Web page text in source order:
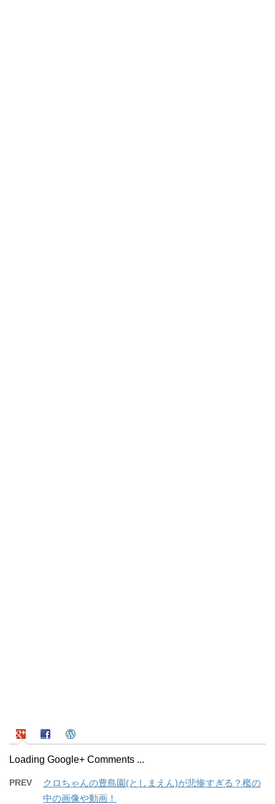
Loading Google+ Comments ...
PREV
クロちゃんの豊島園(としまえん)が悲惨すぎる？檻の
中の画像や動画！